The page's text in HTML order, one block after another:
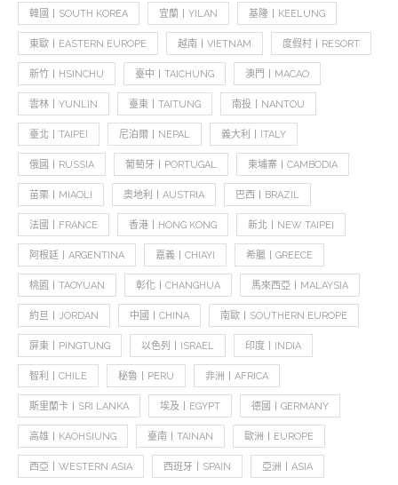
韓國丨SOUTH KOREA 宜蘭丨YILAN 基隆丨KEELUNG
東歐丨EASTERN EUROPE 越南丨VIETNAM 度假村丨RESORT
新竹丨HSINCHU 臺中丨TAICHUNG 澳門丨MACAO
雲林丨YUNLIN 臺東丨TAITUNG 南投丨NANTOU
臺北丨TAIPEI 尼泊爾丨NEPAL 義大利丨ITALY
俄國丨RUSSIA 葡萄牙丨PORTUGAL 柬埔寨丨CAMBODIA
苗栗丨MIAOLI 奧地利丨AUSTRIA 巴西丨BRAZIL
法國丨FRANCE 香港丨HONG KONG 新北丨NEW TAIPEI
阿根廷丨ARGENTINA 嘉義丨CHIAYI 希臘丨GREECE
桃園丨TAOYUAN 彰化丨CHANGHUA 馬來西亞丨MALAYSIA
約旦丨JORDAN 中國丨CHINA 南歐丨SOUTHERN EUROPE
屏東丨PINGTUNG 以色列丨ISRAEL 印度丨INDIA
智利丨CHILE 秘魯丨PERU 非洲丨AFRICA
斯里蘭卡丨SRI LANKA 埃及丨EGYPT 德國丨GERMANY
高雄丨KAOHSIUNG 臺南丨TAINAN 歐洲丨EUROPE
西亞丨WESTERN ASIA 西班牙丨SPAIN 亞洲丨ASIA